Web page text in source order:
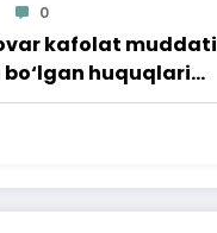
0
kafolat muddati
huquqlari